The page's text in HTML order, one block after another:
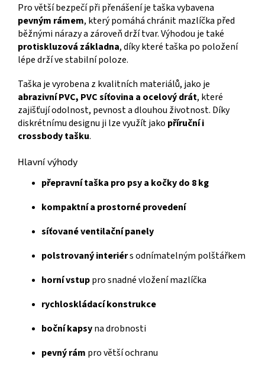
Pro větší bezpečí při přenášení je taška vybavena
pevným rámem, který pomáhá chránit mazlíčka před
běžnými nárazy a zároveň drží tvar. Výhodou je také
protiskluzová základna, díky které taška po položení
lépe drží ve stabilní poloze.
Taška je vyrobena z kvalitních materiálů, jako je
abrazivní PVC, PVC síťovina a ocelový drát, které
zajišťují odolnost, pevnost a dlouhou životnost. Díky
diskrétnímu designu ji lze využít jako příruční i
crossbody tašku.
Hlavní výhody
přepravní taška pro psy a kočky do 8 kg
kompaktní a prostorné provedení
síťované ventilační panely
polstrovaný interiérs odnímatelným polštářkem
horní vstuppro snadné vložení mazlíčka
rychloskládací konstrukce
boční kapsyna drobnosti
pevný rám pro větší ochranu